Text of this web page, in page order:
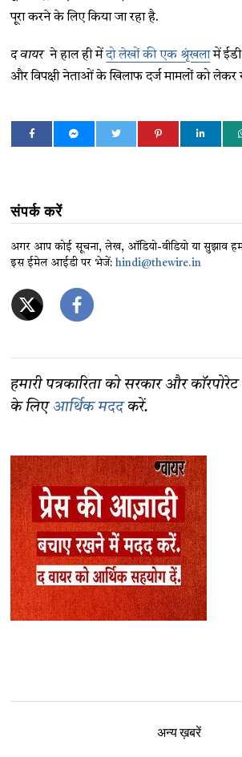
पूरा करने के लिए किया जा रहा है.
द वायरने हाल ही मेंदो लेखों की एक श्रृंखलामें
और विपक्षी नेताओं के खिलाफ दर्ज मामलों को लेकर
संपर्क करें
अगर आप कोई सूचना, लेख, ऑडियो-वीडियो या सुझाव
इस ईमेल आईडी पर भेजें: hindi@thewire.in
हमारी पत्रकारिता को सरकार और
के लिए आर्थिक मददकरें.
अन्य ख़बरें